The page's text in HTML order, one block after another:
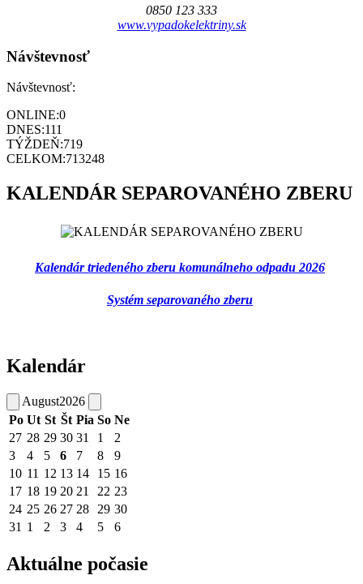
0850 123 333
www.vypadokelektriny.sk
Návštevnosť
Návštevnosť:
ONLINE:0
DNES:111
TÝŽDEŇ:719
CELKOM:713248
KALENDÁR SEPAROVANÉHO ZBERU
Kalendár triedeného zberu komunálneho odpadu 2026
Systém separovaného zberu
Kalendár
August2026
Po Ut St Št Pia So Ne
27 28 29 30 31 1
2
3
4 5 6 7 8
9
10 11 12 13 14 15 16
17 18 19 20 21 22 23
24 25 26 27 28 29 30
31 1 2 3 4 5 6
Aktuálne počasie